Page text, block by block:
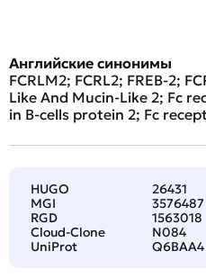
Английские синонимы
FCRLM2; FCRL2; FREB-2;
Like And Mucin-Like 2; Fc
in B-cells protein 2; Fc
HUGO
26431
MGI
3576487
RGD
1563018
Cloud-Clone
N084
UniProt
Q6BAA4